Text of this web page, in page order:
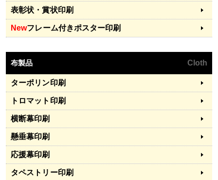
表彰状・賞状印刷
Newフレーム付きポスター印刷
布製品 Cloth
ターポリン印刷
トロマット印刷
横断幕印刷
懸垂幕印刷
応援幕印刷
タペストリー印刷